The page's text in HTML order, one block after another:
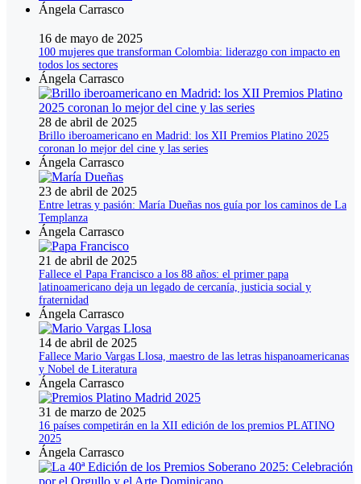
Ángela Carrasco
16 de mayo de 2025
100 mujeres que transforman Colombia: liderazgo con impacto en
todos los sectores
Ángela Carrasco
28 de abril de 2025
Brillo iberoamericano en Madrid: los XII Premios Platino 2025
coronan lo mejor del cine y las series
Ángela Carrasco
23 de abril de 2025
Entre letras y pasión: María Dueñas nos guía por los caminos de La
Templanza
Ángela Carrasco
21 de abril de 2025
Fallece el Papa Francisco a los 88 años: el primer papa
latinoamericano deja un legado de cercanía, justicia social y
fraternidad
Ángela Carrasco
14 de abril de 2025
Fallece Mario Vargas Llosa, maestro de las letras hispanoamericanas
y Nobel de Literatura
Ángela Carrasco
31 de marzo de 2025
16 países competirán en la XII edición de los premios PLATINO
2025
Ángela Carrasco